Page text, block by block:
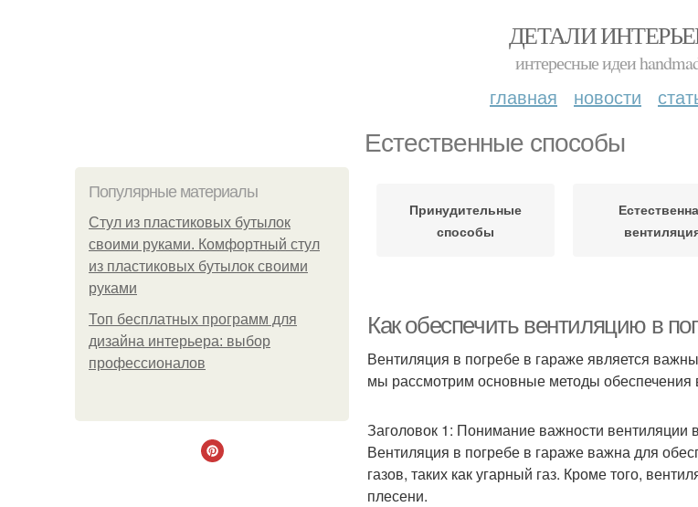
ДЕТАЛИ
интересные идеи
главная новости
Естественные способы
Популярные материалы
Стул из пластиковых бутылок
своими руками. Комфортный стул
из пластиковых бутылок своими
руками
Топ бесплатных программ для
дизайна интерьера: выбор
профессионалов
Принудительные
способы
Как обеспечить вентиляцию в
Вентиляция в погребе в гараже является
мы рассмотрим основные методы обеспечения
Заголовок 1: Понимание важности вентиляции
Вентиляция в погребе в гараже важна для
газов, таких как угарный газ. Кроме того,
плесени.